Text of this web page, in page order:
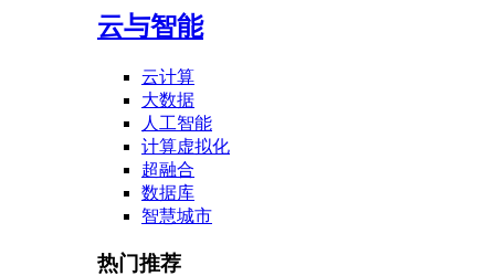
云与智能
云计算
大数据
人工智能
计算虚拟化
超融合
数据库
智慧城市
热门推荐